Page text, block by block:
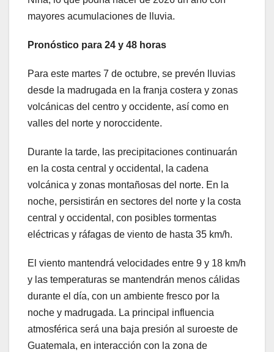
mayores acumulaciones de lluvia.
Pronóstico para 24 y 48 horas
Para este martes 7 de octubre, se prevén lluvias
desde la madrugada en la franja costera y zonas
volcánicas del centro y occidente, así como en
valles del norte y noroccidente.
Durante la tarde, las precipitaciones continuarán
en la costa central y occidental, la cadena
volcánica y zonas montañosas del norte. En la
noche, persistirán en sectores del norte y la costa
central y occidental, con posibles tormentas
eléctricas y ráfagas de viento de hasta 35 km/h.
El viento mantendrá velocidades entre 9 y 18 km/h
y las temperaturas se mantendrán menos cálidas
durante el día, con un ambiente fresco por la
noche y madrugada. La principal influencia
atmosférica será una baja presión al suroeste de
Guatemala, en interacción con la zona de